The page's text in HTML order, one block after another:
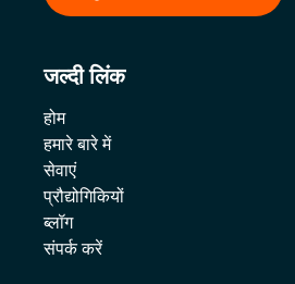
जल्दी लिंक
होम
हमारे बारे में
सेवाएं
प्रौद्योगिकियों
ब्लॉग
संपर्क करें